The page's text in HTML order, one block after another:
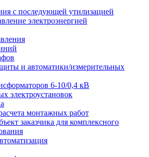
с последующей утилизацией
электроэнергией
и автоматики/измерительных
6-10/0,4 кВ
электроустановок
монтажных работ
заказчика для комплексного